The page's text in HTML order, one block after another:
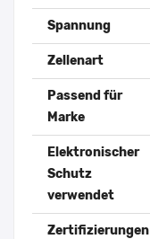
Spannung
Zellenart
Passend für
Marke
Elektronischer
Schutz
verwendet
Zertifizierungen